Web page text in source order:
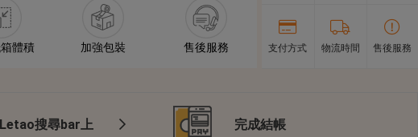
體積 加強包裝 售後服務 支付方式 物流時間 售後服務
搜尋bar上 完成結帳